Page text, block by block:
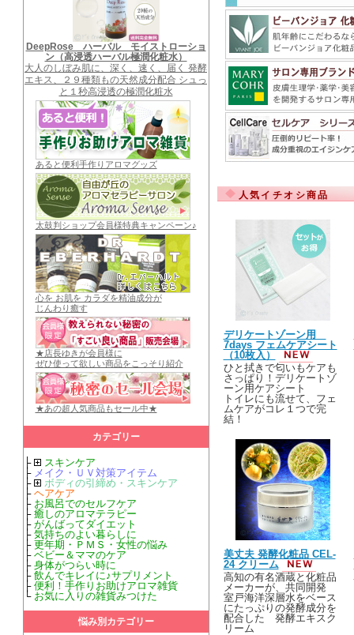
DeepRose ハーバル モイストローショ
ン（高浸透ハーバル極潤化粧水）
大人のしぼみ肌に、深く、速く、届く 発酵
エキス、２９種類もの天然成分配合 シュっ
と１秒高浸透の極潤化粧水
あると便利手作りアロマグッズ
太鼓判ショップ会員様特典キャンペーン♪
心を お肌を カラダを精油成分が
じんわり癒す
★店長ゆきが会員様に
ぜひ使って欲しい商品をこっそり紹介
★あの超人気商品もセール中★
カテゴリー
├
スキンケア
├ メイク・ＵＶ対策アイテム
├
ボディの引締め・スキンケア
├ ヘアケア
├ お風呂でのセルフケア
├ 癒しのアロマテラピー
├ がんばってダイエット
├ 気持ちのよい暮らしに
├ 更年期・ＰＭＳ・女性の悩み
├ ベビー＆ママのケア
├ 身体がつらい時に
├ 飲んでキレイに♪サプリメント
├ 便利！手作りお助けアロマ雑貨
└ お気に入りの雑貨みつけた
悩み別カテゴリー
人気イチオシ商品
デリケートゾーン用
7days フェムケアシート
（10枚入）
ひと拭きで匂いもケアも
さっぱり！デリケートゾ
ーン用ケアシート
トイレにも流せて、フェ
ムケアがコレ１つで完
結！
美丈夫 発酵化粧品 CEL-
24 クリーム
高知の有名酒蔵と化粧品
メーカーが、共同開発
室戸海洋深層水をベース
にたっぷりの発酵成分を
配合した 発酵エキスク
リーム